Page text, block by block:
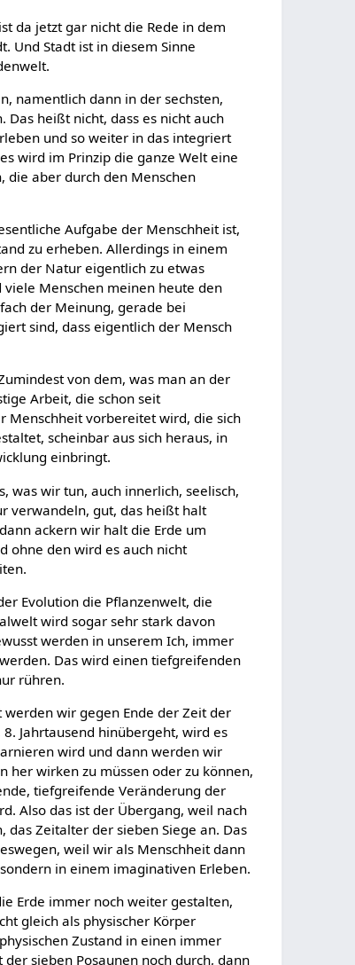
da jetzt gar nicht die Rede in dem
Und Stadt ist in diesem Sinne
namentlich dann in der sechsten,
Das heißt nicht, dass es nicht auch
und so weiter in das integriert
wird im Prinzip die ganze Welt eine
die aber durch den Menschen
Aufgabe der Menschheit ist,
zu erheben. Allerdings in einem
der Natur eigentlich zu etwas
Menschen meinen heute den
der Meinung, gerade bei
sind, dass eigentlich der Mensch
von dem, was man an der
Arbeit, die schon seit
Menschheit vorbereitet wird, die sich
scheinbar aus sich heraus, in
einbringt.
was wir tun, auch innerlich, seelisch,
verwandeln, gut, das heißt halt
ackern wir halt die Erde um
ohne den wird es auch nicht
Evolution die Pflanzenwelt, die
wird sogar sehr stark davon
werden in unserem Ich, immer
Das wird einen tiefgreifenden
rühren.
wir gegen Ende der Zeit der
Jahrtausend hinübergeht, wird es
wird und dann werden wir
wirken zu müssen oder zu können,
tiefgreifende Veränderung der
Also das ist der Übergang, weil nach
Zeitalter der sieben Siege an. Das
weil wir als Menschheit dann
in einem imaginativen Erleben.
Erde immer noch weiter gestalten,
gleich als physischer Körper
Zustand in einen immer
sieben Posaunen noch durch, dann